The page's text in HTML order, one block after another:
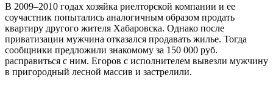
В 2009–2010 годах хозяйка риелторской компании и ее
соучастник попытались аналогичным образом продать
квартиру другого жителя Хабаровска. Однако после
приватизации мужчина отказался продавать жилье. Тогда
сообщники предложили знакомому за 150 000 руб.
расправиться с ним. Егоров с исполнителем вывезли мужчину
в пригородный лесной массив и застрелили.